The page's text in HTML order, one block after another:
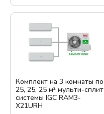
Комплект на 3 комнаты по
25, 25, 25 м² мульти-сплит
системы IGC RAM3-
X21URH